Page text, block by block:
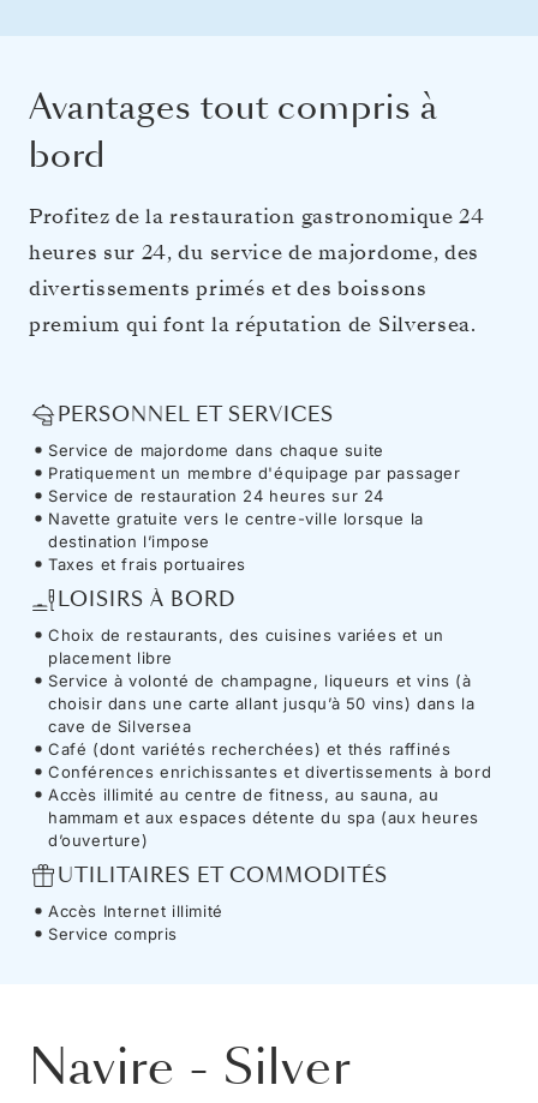
Avantages tout compris à
bord
Profitez de la restauration gastronomique 24
heures sur 24, du service de majordome, des
divertissements primés et des boissons
premium qui font la réputation de Silversea.
PERSONNEL ET SERVICES
Service de majordome dans chaque suite
Pratiquement un membre d'équipage par passager
Service de restauration 24 heures sur 24
Navette gratuite vers le centre-ville lorsque la
destination l’impose
Taxes et frais portuaires
LOISIRS À BORD
Choix de restaurants, des cuisines variées et un
placement libre
Service à volonté de champagne, liqueurs et vins (à
choisir dans une carte allant jusqu’à 50 vins) dans la
cave de Silversea
Café (dont variétés recherchées) et thés raffinés
Conférences enrichissantes et divertissements à bord
Accès illimité au centre de fitness, au sauna, au
hammam et aux espaces détente du spa (aux heures
d’ouverture)
UTILITAIRES ET COMMODITÉS
Accès Internet illimité
Service compris
Navire - Silver